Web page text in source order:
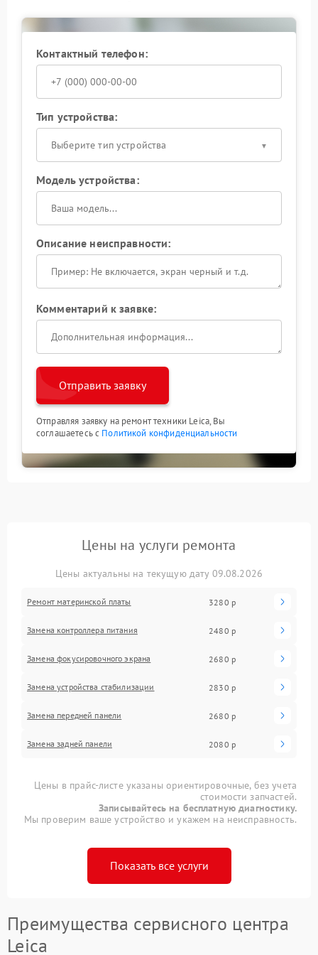
разборки корпуса и оценки состояния контактов.
После этого принимается решение о ремонте
разъема или его замене. Сервисный центр Leica
обеспечивает корректную работу камеры после
завершения процедуры.
Для сохранения работоспособности техники
подключать кабели без усилий;
избегать эксплуатации во влажной среде;
использовать совместимые аксессуары;
обращаться в сервис Leica при первых признаках
сбоя.
Такой подход позволяет сохранить
функциональность фотоаппарата и стабильную
работу всех интерфейсов.
Контактный телефон:
Тип устройства:
Выберите тип устройства
Модель устройства:
Описание неисправности:
Комментарий к заявке:
Отправить заявку
Отправляя заявку на ремонт техники Leica, Вы
соглашаетесь с Политикой конфиденциальности
Цены на услуги ремонта
Цены актуальны на текущую дату 09.08.2026
Ремонт материнской платы 3280 р
Замена контроллера питания 2480 р
Замена фокусировочного экрана 2680 р
Замена устройства стабилизации 2830 р
Замена передней панели 2680 р
Замена задней панели 2080 р
Цены в прайс-листе указаны ориентировочные, без учета
стоимости запчастей.
Записывайтесь на бесплатную диагностику.
Мы проверим ваше устройство и укажем на неисправность.
Показать все услуги
Преимущества сервисного центра
Leica